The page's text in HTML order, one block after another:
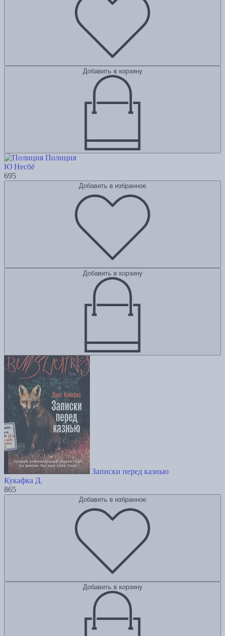
Добавить в корзину
Полиция
Ю Несбё
695
Добавить в избранное
Добавить в корзину
Записки перед казнью
Кукафка Д.
865
Добавить в избранное
Добавить в корзину